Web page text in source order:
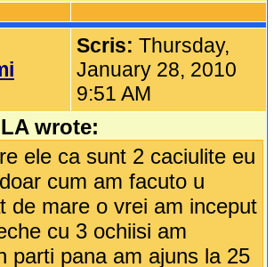
Scris:Thursday,
January 28, 2010
9:51 AM
wrote:
ele ca sunt 2 caciulite eu
cum am facuto u
de mare o vrei am inceput
cu 3 ochiisi am
parti pana am ajuns la 25